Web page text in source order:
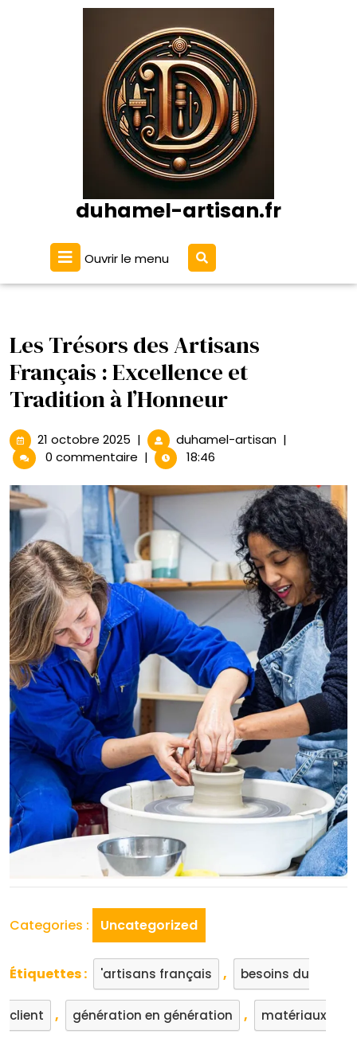
duhamel-artisan.fr
Ouvrir le menu Ouvrir
le
menu
Les Trésors des Artisans
Français : Excellence et
Tradition à l’Honneur
21 octobre 2025 21
octobre
| duhamel-artisanLes
Artisans
Français
:
Excellence
et
Tradition
à
l’Honneur
|
0 commentaire | 18:46
Categories : Uncategorized
Étiquettes : 'artisans français , besoins du
client , génération en génération , matériaux